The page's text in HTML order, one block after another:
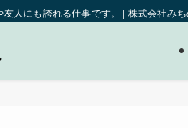
人にも誇れる仕事です。 | 株式会社み